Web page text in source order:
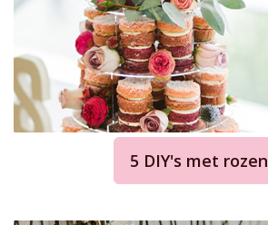
5 DIY's met rozen